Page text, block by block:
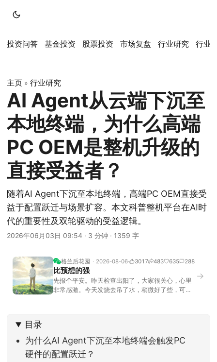
投资问答 基金投资 股票投资 市场复盘 行业研究 行业
主页 » 行业研究
AI Agent从云端下沉至
本地终端，为什么高端
PC OEM是整机升级的
直接受益者？
随着AI Agent下沉至本地终端，高端PC OEM直接受
益于配置跃迁与场景扩容。本文科普整机平台在AI时
代的重要性及双轮驱动的受益逻辑。
2026年06月03日 09:54 · 3 分钟 · 1359 字
格兰后花园 2026-08-06 3017 483 635 288
比预想的强
先报个平安。昨天检查出阳了，大家很关心，心里
非常感激。今天发烧去吊了水，稍微好了些，可没
去相差不大，但细看下来，跌幅超过3%的只有不到
→
目录
为什么AI Agent下沉至本地终端会触发PC
硬件的配置跃迁？